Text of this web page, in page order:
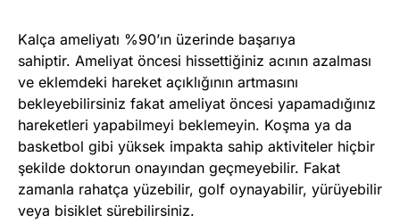
Kalça ameliyatı %90’ın üzerinde başarıya
sahiptir. Ameliyat öncesi hissettiğiniz acının azalması
ve eklemdeki hareket açıklığının artmasını
bekleyebilirsiniz fakat ameliyat öncesi yapamadığınız
hareketleri yapabilmeyi beklemeyin. Koşma ya da
basketbol gibi yüksek impakta sahip aktiviteler hiçbir
şekilde doktorun onayından geçmeyebilir. Fakat
zamanla rahatça yüzebilir, golf oynayabilir, yürüyebilir
veya bisiklet sürebilirsiniz.